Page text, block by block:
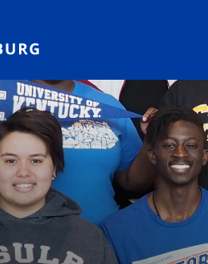
Wissenschaften Hamburg